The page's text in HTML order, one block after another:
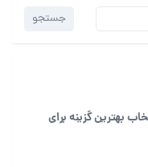
جستجو
بهترین گزینه برای